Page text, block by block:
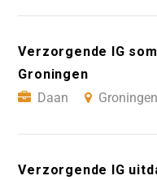
Verzorgende IG
Groningen
Daan
Groningen
Verzorgende IG